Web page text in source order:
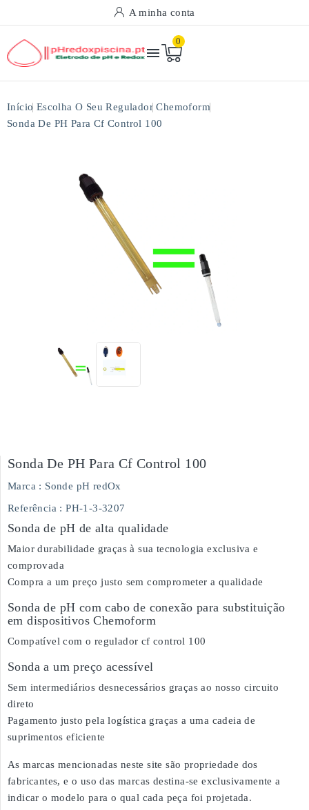
A minha conta

0
Início Escolha O Seu Regulador Chemoform
Sonda De PH Para Cf Control 100
Sonda De PH Para Cf Control 100
Marca : Sonde pH redOx
Referência : PH-1-3-3207
Sonda de pH de alta qualidade
Maior durabilidade graças à sua tecnologia exclusiva e
comprovada
Compra a um preço justo sem comprometer a qualidade
Sonda de pH com cabo de conexão para substituição
em dispositivos Chemoform
Compatível com o regulador cf control 100
Sonda a um preço acessível
Sem intermediários desnecessários graças ao nosso circuito
direto
Pagamento justo pela logística graças a uma cadeia de
suprimentos eficiente
As marcas mencionadas neste site são propriedade dos
fabricantes, e o uso das marcas destina-se exclusivamente a
indicar o modelo para o qual cada peça foi projetada.